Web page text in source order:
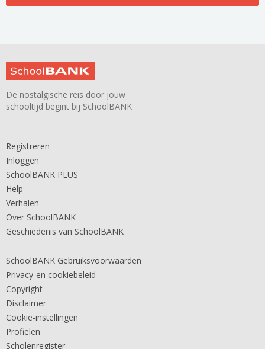
De nostalgische reis door jouw
schooltijd begint bij SchoolBANK
Registreren
Inloggen
SchoolBANK PLUS
Help
Verhalen
Over SchoolBANK
Geschiedenis van SchoolBANK
SchoolBANK Gebruiksvoorwaarden
Privacy-en cookiebeleid
Copyright
Disclaimer
Cookie-instellingen
Profielen
Scholenregister